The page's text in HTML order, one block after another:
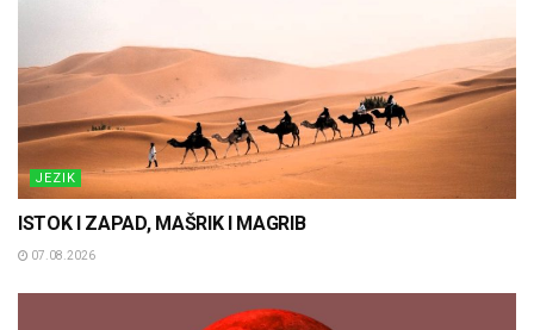
JEZIK
ISTOK I ZAPAD, MAŠRIK I MAGRIB
07.08.2026